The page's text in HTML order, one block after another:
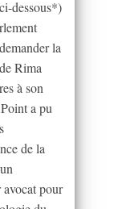
dessous*)
la
Rima
à son
a pu
de la
pour